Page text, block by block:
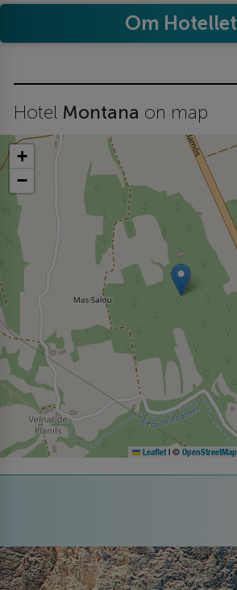
Om Hotellet
Hotel Montana on map
+
−
Leaflet | © OpenStreetMap